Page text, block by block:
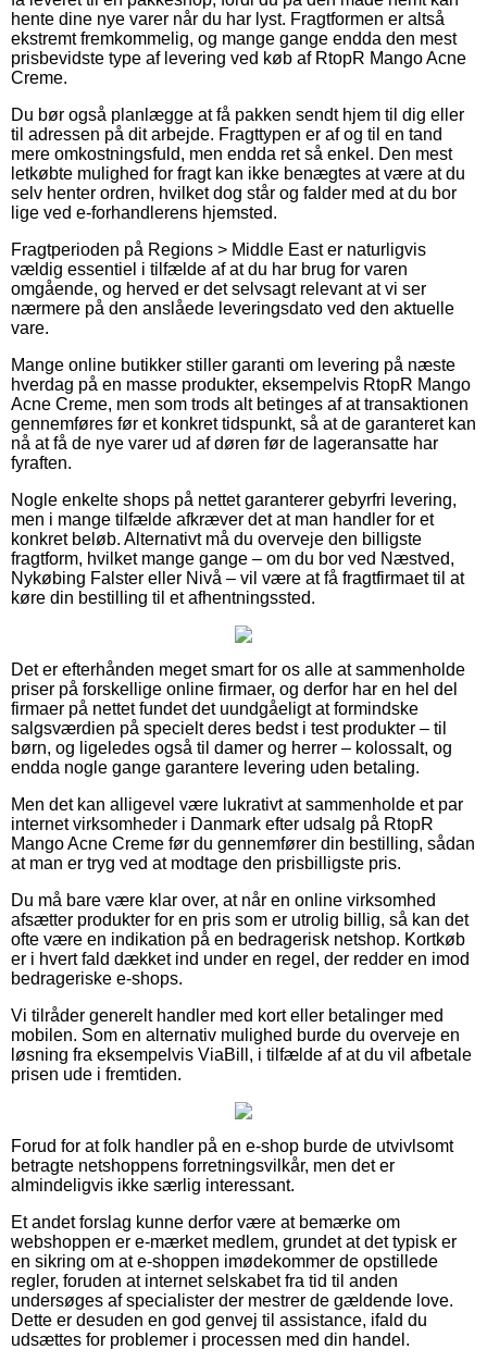
hente dine nye varer når du har lyst. Fragtformen er altså
ekstremt fremkommelig, og mange gange endda den mest
prisbevidste type af levering ved køb af RtopR Mango Acne
Creme.
Du bør også planlægge at få pakken sendt hjem til dig eller
til adressen på dit arbejde. Fragttypen er af og til en tand
mere omkostningsfuld, men endda ret så enkel. Den mest
letkøbte mulighed for fragt kan ikke benægtes at være at du
selv henter ordren, hvilket dog står og falder med at du bor
lige ved e-forhandlerens hjemsted.
Fragtperioden på Regions > Middle East er naturligvis
vældig essentiel i tilfælde af at du har brug for varen
omgående, og herved er det selvsagt relevant at vi ser
nærmere på den anslåede leveringsdato ved den aktuelle
vare.
Mange online butikker stiller garanti om levering på næste
hverdag på en masse produkter, eksempelvis RtopR Mango
Acne Creme, men som trods alt betinges af at transaktionen
gennemføres før et konkret tidspunkt, så at de garanteret kan
nå at få de nye varer ud af døren før de lageransatte har
fyraften.
Nogle enkelte shops på nettet garanterer gebyrfri levering,
men i mange tilfælde afkræver det at man handler for et
konkret beløb. Alternativt må du overveje den billigste
fragtform, hvilket mange gange – om du bor ved Næstved,
Nykøbing Falster eller Nivå – vil være at få fragtfirmaet til at
køre din bestilling til et afhentningssted.
Det er efterhånden meget smart for os alle at sammenholde
priser på forskellige online firmaer, og derfor har en hel del
firmaer på nettet fundet det uundgåeligt at formindske
salgsværdien på specielt deres bedst i test produkter – til
børn, og ligeledes også til damer og herrer – kolossalt, og
endda nogle gange garantere levering uden betaling.
Men det kan alligevel være lukrativt at sammenholde et par
internet virksomheder i Danmark efter udsalg på RtopR
Mango Acne Creme før du gennemfører din bestilling, sådan
at man er tryg ved at modtage den prisbilligste pris.
Du må bare være klar over, at når en online virksomhed
afsætter produkter for en pris som er utrolig billig, så kan det
ofte være en indikation på en bedragerisk netshop. Kortkøb
er i hvert fald dækket ind under en regel, der redder en imod
bedrageriske e-shops.
Vi tilråder generelt handler med kort eller betalinger med
mobilen. Som en alternativ mulighed burde du overveje en
løsning fra eksempelvis ViaBill, i tilfælde af at du vil afbetale
prisen ude i fremtiden.
Forud for at folk handler på en e-shop burde de utvivlsomt
betragte netshoppens forretningsvilkår, men det er
almindeligvis ikke særlig interessant.
Et andet forslag kunne derfor være at bemærke om
webshoppen er e-mærket medlem, grundet at det typisk er
en sikring om at e-shoppen imødekommer de opstillede
regler, foruden at internet selskabet fra tid til anden
undersøges af specialister der mestrer de gældende love.
Dette er desuden en god genvej til assistance, ifald du
udsættes for problemer i processen med din handel.